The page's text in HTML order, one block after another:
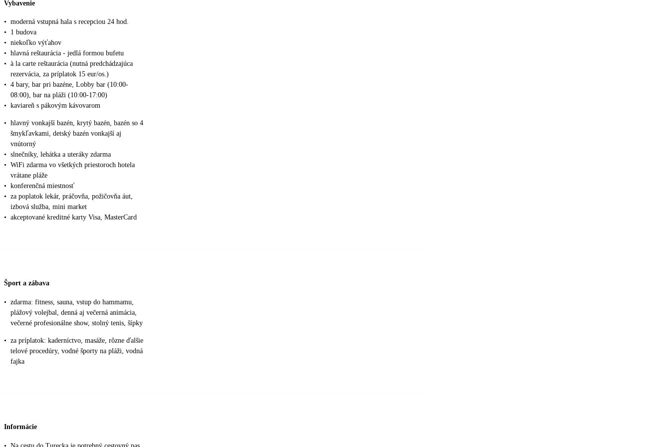
Vybavenie
• moderná vstupná hala s recepciou 24 hod.
•
1 budova
• niekoľko výťahov
• hlavná reštaurácia - jedlá formou bufetu
• à la carte reštaurácia (nutná predchádzajúca
rezervácia, za príplatok 15 eur/os.)
• 4 bary, bar pri bazéne, Lobby bar (10:00-
08:00), bar na pláži (10:00-17:00)
• kaviareň s pákovým kávovarom
• hlavný vonkajší bazén, krytý bazén, bazén so 4
šmykľavkami, detský bazén vonkajší aj
vnútorný
• slnečníky, lehátka a uteráky zdarma
• WiFi zdarma vo všetkých priestoroch hotela
vrátane pláže
• konferenčná miestnosť
• za poplatok lekár, práčovňa, požičovňa áut,
izbová služba, mini market
• akceptované kreditné karty Visa, MasterCard
Šport a zábava
• zdarma: fitness, sauna, vstup do hammamu,
plážový volejbal, denná aj večerná animácia,
večerné profesionálne show, stolný tenis, šípky
• za príplatok: kaderníctvo, masáže, rôzne ďalšie
telové procedúry, vodné športy na pláži, vodná
fajka
Informácie